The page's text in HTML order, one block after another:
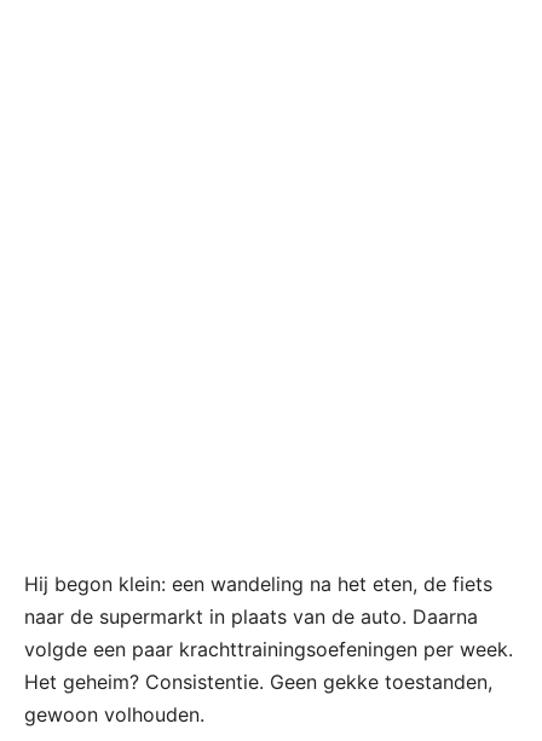
Hij begon klein: een wandeling na het eten, de fiets
naar de supermarkt in plaats van de auto. Daarna
volgde een paar krachttrainingsoefeningen per week.
Het geheim? Consistentie. Geen gekke toestanden,
gewoon volhouden.